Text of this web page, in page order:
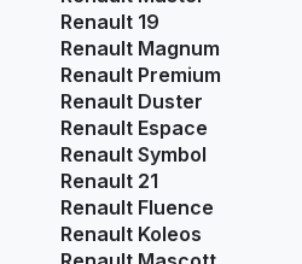
Renault 19
Renault Magnum
Renault Premium
Renault Duster
Renault Espace
Renault Symbol
Renault 21
Renault Fluence
Renault Koleos